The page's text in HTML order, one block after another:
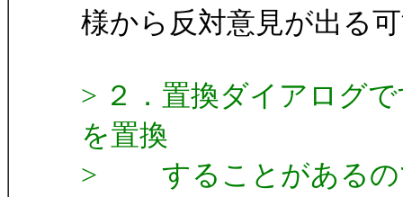
様から反対意見が出る
> ２．置換ダイアログ
を置換
> することがあるの